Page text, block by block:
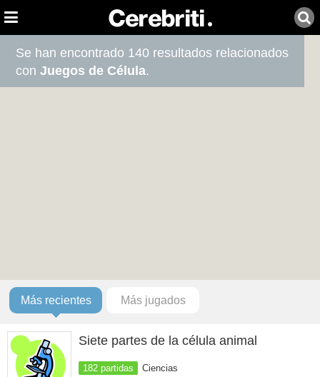
Se han encontrado 140 resultados relacionados
conJuegos de Célula.
Más recientes Más jugados
Siete partes de la célula animal
182 partidas Ciencias